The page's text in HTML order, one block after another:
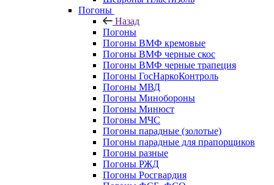
Погоны
Назад
Погоны
Погоны ВМФ кремовые
Погоны ВМФ черные скос
Погоны ВМФ черные трапеция
Погоны ГосНаркоКонтроль
Погоны МВД
Погоны Минобороны
Погоны Минюст
Погоны МЧС
Погоны парадные (золотые)
Погоны парадные для прапорщиков
Погоны разные
Погоны РЖД
Погоны Росгвардия